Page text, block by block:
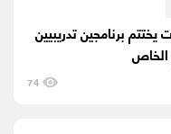
برنامجين تدريبيين
74